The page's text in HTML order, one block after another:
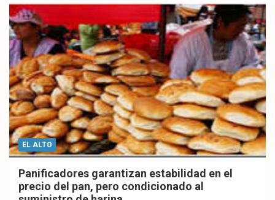
EL ALTO
Panificadores garantizan estabilidad en el
precio del pan, pero condicionado al